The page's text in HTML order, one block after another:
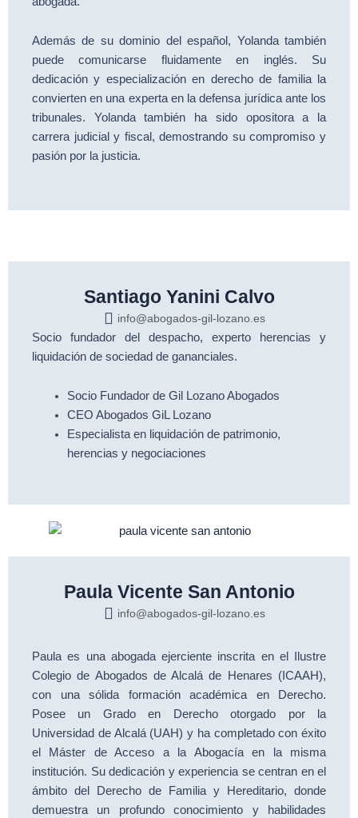
Además de su dominio del español, Yolanda también
puede comunicarse fluidamente en inglés. Su
dedicación y especialización en derecho de familia la
convierten en una experta en la defensa jurídica ante los
tribunales. Yolanda también ha sido opositora a la
carrera judicial y fiscal, demostrando su compromiso y
pasión por la justicia.
Santiago Yanini Calvo
info@abogados-gil-lozano.es
Socio fundador del despacho, experto herencias y
liquidación de sociedad de gananciales.
Socio Fundador de Gil Lozano Abogados
CEO Abogados GiL Lozano
Especialista en liquidación de patrimonio,
herencias y negociaciones
Paula Vicente San Antonio
info@abogados-gil-lozano.es
Paula es una abogada ejerciente inscrita en el Ilustre
Colegio de Abogados de Alcalá de Henares (ICAAH),
con una sólida formación académica en Derecho.
Posee un Grado en Derecho otorgado por la
Universidad de Alcalá (UAH) y ha completado con éxito
el Máster de Acceso a la Abogacía en la misma
institución. Su dedicación y experiencia se centran en el
ámbito del Derecho de Familia y Hereditario, donde
demuestra un profundo conocimiento y habilidades